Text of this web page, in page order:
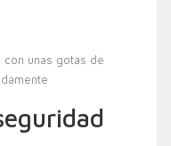
con unas gotas de